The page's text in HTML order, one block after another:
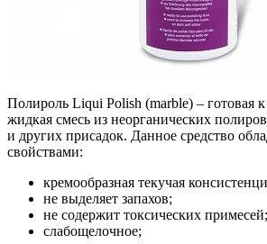
Полироль Liqui Polish (marble) – готовая
жидкая смесь из неорганических
и других присадок. Данное средство
свойствами:
кремообразная текучая
не выделяет запахов;
не содержит токсических примесей;
слабощелочное;